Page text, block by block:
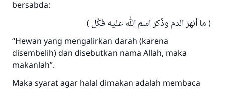
bersabda:
( ما أنهر الدم وذُكر اسم الله عليه فكُل )
“Hewan yang mengalirkan darah (karena
disembelih) dan disebutkan nama Allah, maka
makanlah”.
Maka syarat agar halal dimakan adalah membaca